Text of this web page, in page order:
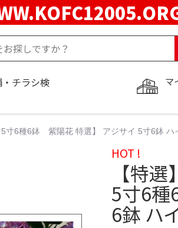
マ
・チラシ検
6種6鉢 紫陽花 特選】 アジサイ 5寸6鉢 ハ
HOT !
【特
5寸6
6鉢 ハ